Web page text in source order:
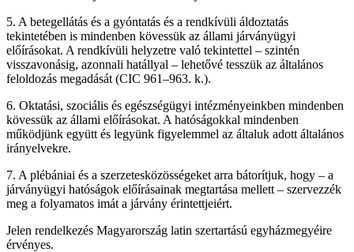
5. A betegellátás és a gyóntatás és a rendkívüli áldoztatás
tekintetében is mindenben kövessük az állami járványügyi
előírásokat. A rendkívüli helyzetre való tekintettel – szintén
visszavonásig, azonnali hatállyal – lehetővé tesszük az általános
feloldozás megadását (CIC 961–963. k.).
6. Oktatási, szociális és egészségügyi intézményeinkben mindenben
kövessük az állami előírásokat. A hatóságokkal mindenben
működjünk együtt és legyünk figyelemmel az általuk adott általános
irányelvekre.
7. A plébániai és a szerzetesközösségeket arra bátorítjuk, hogy – a
járványügyi hatóságok előírásainak megtartása mellett – szervezzék
meg a folyamatos imát a járvány érintettjeiért.
Jelen rendelkezés Magyarország latin szertartású egyházmegyéire
érvényes.